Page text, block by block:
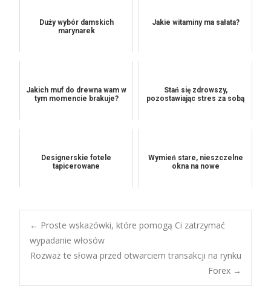
Duży wybór damskich
marynarek
Jakie witaminy ma sałata?
Jakich muf do drewna wam w
tym momencie brakuje?
Stań się zdrowszy,
pozostawiając stres za sobą
Designerskie fotele
tapicerowane
Wymień stare, nieszczelne
okna na nowe
Post
navigation
← Proste wskazówki, które pomogą Ci zatrzymać
wypadanie włosów
Rozważ te słowa przed otwarciem transakcji na rynku
Forex →